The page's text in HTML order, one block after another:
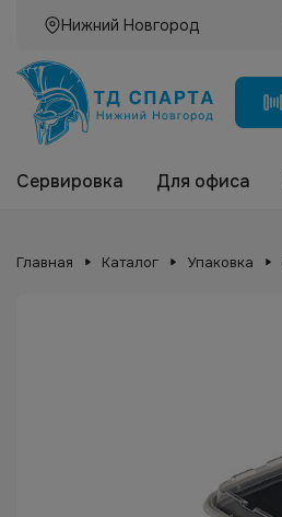
Нижний Новгород
Сервировка Для офиса
Главная Каталог Упаковка